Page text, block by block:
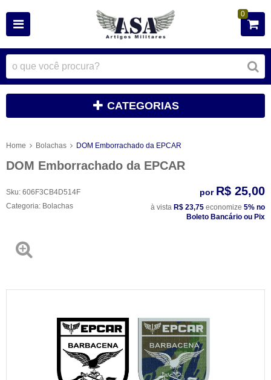
0
CATEGORIAS
Home Bolachas DOM Emborrachado da EPCAR
DOM Emborrachado da EPCAR
Sku: 606F3CB4D514F
Categoria: Bolachas
por R$ 25,00
à vista R$ 23,75 economize 5% no
Boleto Bancário ou Pix